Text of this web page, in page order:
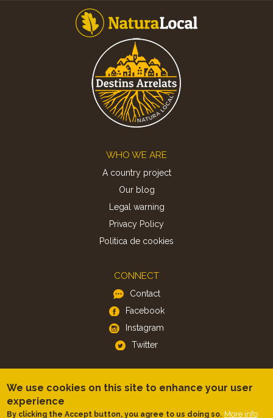
WHO WE ARE
A country project
Our blog
Legal warning
Privacy Policy
Politica de cookies
CONNECT
Contact
Facebook
Instagram
Twitter
Android
We use cookies on this site to enhance your user
experience
By clicking the Accept button, you agree to us doing so. More info